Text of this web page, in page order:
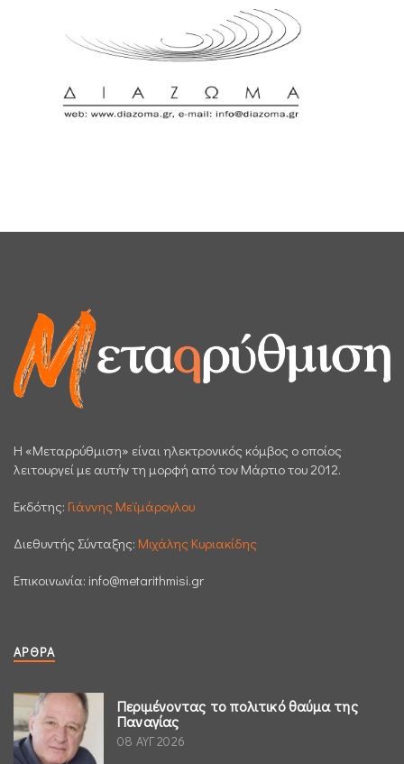
H «Μεταρρύθμιση» είναι ηλεκτρονικός κόμβος ο οποίος
λειτουργεί με αυτήν τη μορφή από τον Μάρτιο του 2012.
Εκδότης: Γιάννης Μεϊμάρογλου
Διεθυντής Σύνταξης: Μιχάλης Κυριακίδης
Επικοινωνία: info@metarithmisi.gr
ΆΡΘΡΑ
Περιμένοντας το πολιτικό θαύμα της
Παναγίας
08 ΑΥΓ 2026